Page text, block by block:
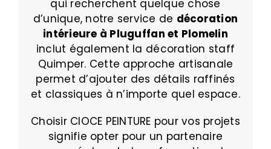
qui recherchent quelque chose
d’unique, notre service de décoration
intérieure à Pluguffanet Plomelin
inclut également la décoration staff
Quimper. Cette approche artisanale
permet d’ajouter des détails raffinés
et classiques à n’importe quel espace.
Choisir CIOCE PEINTURE pour vos projets
signifie opter pour un partenaire